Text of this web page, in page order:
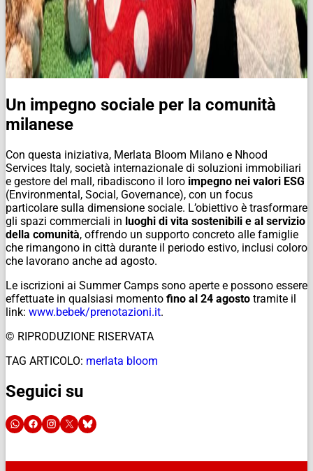
Un impegno sociale per la comunità
milanese
Con questa iniziativa, Merlata Bloom Milano e Nhood
Services Italy, società internazionale di soluzioni immobiliari
e gestore del mall, ribadiscono il loro impegno nei valori ESG
(Environmental, Social, Governance), con un focus
particolare sulla dimensione sociale. L’obiettivo è trasformare
gli spazi commerciali in luoghi di vita sostenibili e al servizio
della comunità, offrendo un supporto concreto alle famiglie
che rimangono in città durante il periodo estivo, inclusi coloro
che lavorano anche ad agosto.
Le iscrizioni ai Summer Camps sono aperte e possono essere
effettuate in qualsiasi momento fino al 24 agosto tramite il
link: www.bebek/prenotazioni.it.
© RIPRODUZIONE RISERVATA
TAG ARTICOLO: merlata bloom
Seguici su